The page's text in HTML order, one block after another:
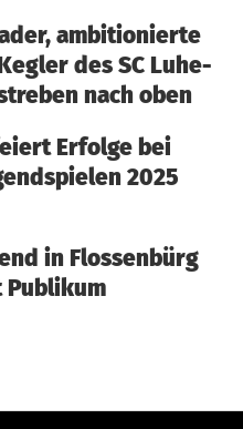
ambitionierte
des SC Luhe-
nach oben
Erfolge bei
2025
in Flossenbürg